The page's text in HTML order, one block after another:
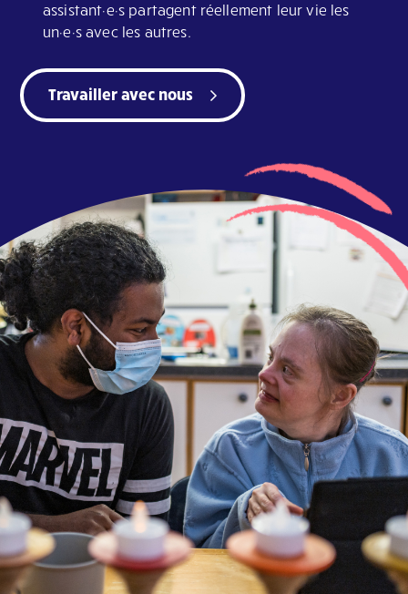
assistant·e·s partagent réellement leur vie les
un·e·s avec les autres.
Travailler avec nous